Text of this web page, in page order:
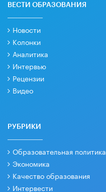
ВЕСТИ ОБРАЗОВАНИЯ
Новости
Колонки
Аналитика
Интервью
Рецензии
Видео
РУБРИКИ
Образовательная политика
Экономика
Качество образования
Интервести